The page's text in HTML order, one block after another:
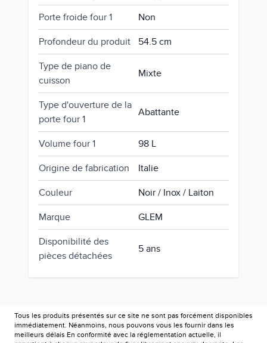
Porte froide four 1 Non
Profondeur du produit 54.5 cm
Type de piano de
cuisson
Mixte
Type d'ouverture de la
porte four 1
Abattante
Volume four 1 98 L
Origine de fabrication Italie
Couleur Noir / Inox / Laiton
Marque GLEM
Disponibilité des
pièces détachées
5 ans
Tous les produits présentés sur ce site ne sont pas forcément disponibles
immédiatement. Néanmoins, nous pouvons vous les fournir dans les
meilleurs délais En conformité avec la réglementation actuelle, il